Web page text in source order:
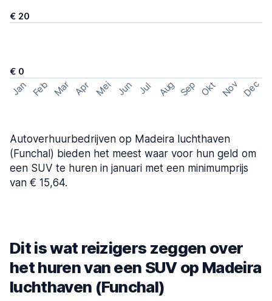
€ 20
€ 0
Jan Feb Mar Apr Mei Jun Jul Aug Sep Okt Nov Dec
Autoverhuurbedrijven op Madeira luchthaven
(Funchal) bieden het meest waar voor hun geld om
een SUV te huren in januari met een minimumprijs
van € 15,64.
Dit is wat reizigers zeggen over
het huren van een SUV op Madeira
luchthaven (Funchal)